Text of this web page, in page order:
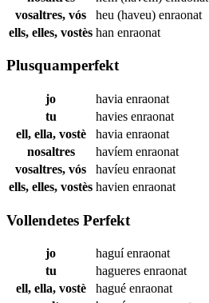
vosaltres, vós
heu (haveu) enraonat
ells, elles, vostès han enraonat
Plusquamperfekt
jo havia enraonat
tu
havies enraonat
ell, ella, vostè
havia enraonat
nosaltres
havíem enraonat
vosaltres, vós
havíeu enraonat
ells, elles, vostès havien enraonat
Vollendetes Perfekt
jo haguíenraonat
tu
hagueres enraonat
ell, ella, vostè
hagué enraonat